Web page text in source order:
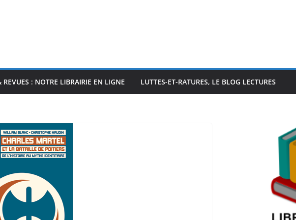
REVUES : NOTRE LIBRAIRIE EN LIGNE LUTTES-ET-RATURES, LE BLOG LECTURES